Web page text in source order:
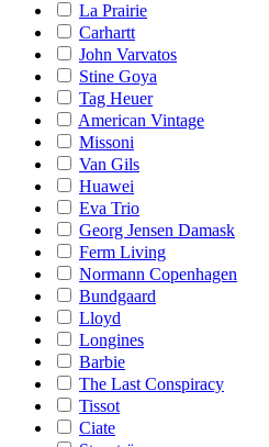
La Prairie
Carhartt
John Varvatos
Stine Goya
Tag Heuer
American Vintage
Missoni
Van Gils
Huawei
Eva Trio
Georg Jensen Damask
Ferm Living
Normann Copenhagen
Bundgaard
Lloyd
Longines
Barbie
The Last Conspiracy
Tissot
Ciate